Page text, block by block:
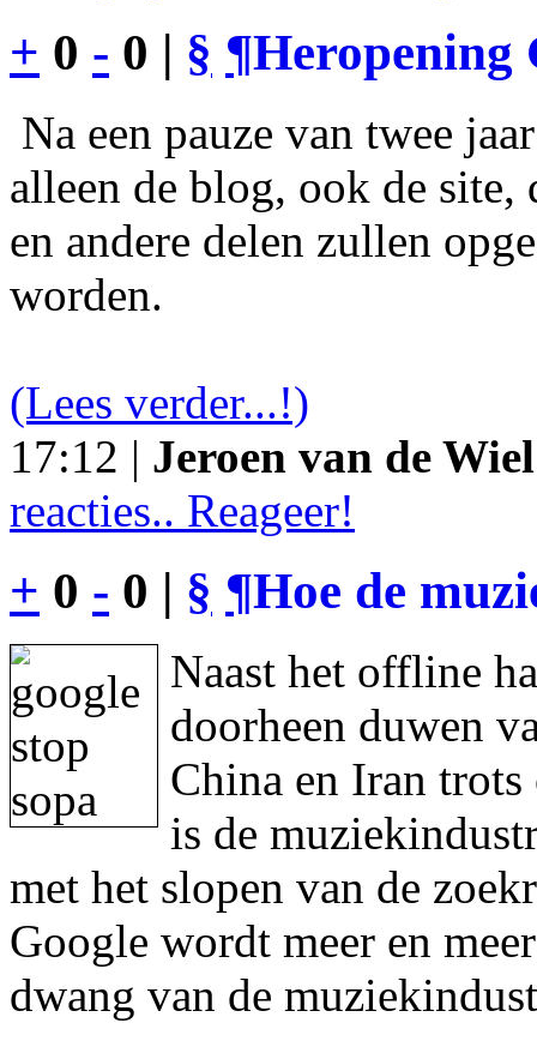
+ 0 - 0 | § ¶Heropening
Na een pauze van twee
alleen de blog, ook de site,
en andere delen zullen
worden.
(Lees verder...!)
17:12 | Jeroen van de Wiel
reacties.. Reageer!
+ 0 - 0 | § ¶Hoe de
Naast het offline
doorheen duwen
China en Iran
is de
met het slopen van de
Google wordt meer en
dwang van de